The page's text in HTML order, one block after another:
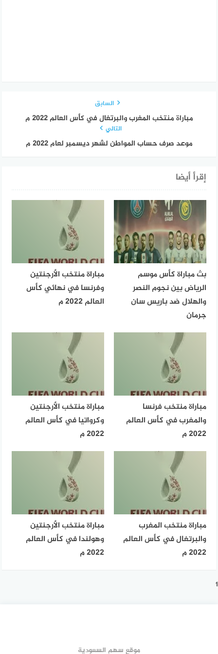
السابق
مباراة منتخب المغرب والبرتغال في كأس العالم 2022 م
التالي
موعد صرف حساب المواطن لشهر ديسمبر لعام 2022 م
إقرأ أيضا
بث مباراة كأس موسم
الرياض بين نجوم النصر
والهلال ضد باريس سان
جرمان
مباراة منتخب الأرجنتين
وفرنسا في نهائي كأس
العالم 2022 م
مباراة منتخب فرنسا
والمغرب في كأس العالم
2022 م
مباراة منتخب الأرجنتين
وكرواتيا في كأس العالم
2022 م
مباراة منتخب المغرب
والبرتغال في كأس العالم
2022 م
مباراة منتخب الأرجنتين
وهولندا في كأس العالم
2022 م
1
موقع سهم السعودية